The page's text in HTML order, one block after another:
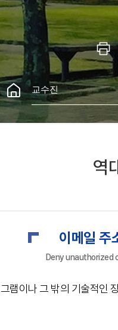
교수진
역
이메일 주
Deny unauthorized
램이나 그 밖의 기술적